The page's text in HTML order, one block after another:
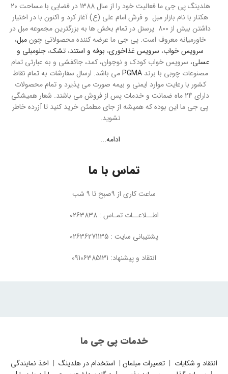
هلدینگ پی جی ما فعالیت خود را از سال 1388 در فضایی با مساحت 20
هکتار با نام بازار مبل و فرش امام علی (ع) آغاز کرد و اکنون با در اختیار
داشتن بیش از 800 پرسنل در تمام بخش ها به بزرگترین مجموعه مبل در
خاورمیانه معروف است. پی جی ما عرضه کننده محصولاتی چونمبل،
سرویس خواب، سرویس غذاخوری، بوفه و استند، تشک، جلومبلی و
عسلی، سرویس خواب کودک و نوجوان، کمد، جاکفشی و به عبارتی تمام
مصنوعات چوبی با برندPGMAمی باشد. ارسال سفارشات به تمام نقاط
کشور با رعایت موارد ایمنی و بیمه صورت می پذیرد و تمام محصولات
دارای 24 ماه ضمانت و خدمات پس از فروش می باشند. شعار همیشگی
پی جی ما این بوده که همیشه از جای مطمئن خرید کنید تا آزرده خاطر
نشوید.
ادامه...
تماس با ما
ساعت کاری از 9صبح تا 9 شب
اطــلاعــات تمـاس : 0263838
پشتیبانی سایت : 02636271135
انتقاد و پیشنهاد: 09106385131
خدمات پی جی ما
انتقاد و شکایات | تعمیرات مبلمان | استخدام در هلدینگ | اخذ نمایندگی